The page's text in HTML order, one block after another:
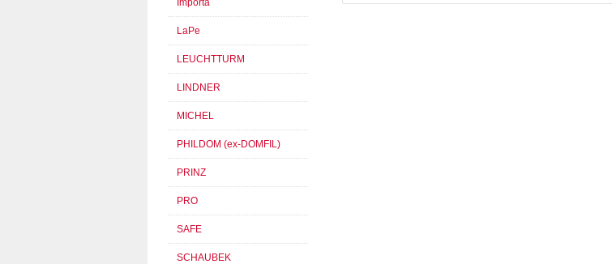
Importa
LaPe
LEUCHTTURM
LINDNER
MICHEL
PHILDOM (ex-DOMFIL)
PRINZ
PRO
SAFE
SCHAUBEK